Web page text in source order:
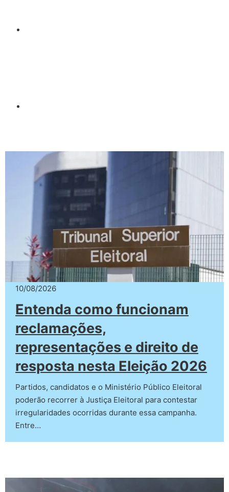
10/08/2026
Entenda como funcionam
reclamações,
representações e direito de
resposta nesta Eleição 2026
Partidos, candidatos e o Ministério Público Eleitoral
poderão recorrer à Justiça Eleitoral para contestar
irregularidades ocorridas durante essa campanha.
Entre…